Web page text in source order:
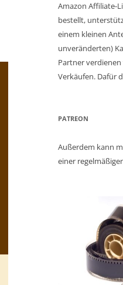
Amazon Affiliate-
bestellt,
einem kleinen
unveränderten)
Partner
Verkäufen. Dafür
PATREON
Außerdem kann
einer